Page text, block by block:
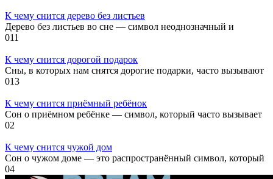
К чему снится дерево без листьев
Дерево без листьев во сне — символ неоднозначный и
011
К чему снится дорогой подарок
Сны, в которых нам снятся дорогие подарки, часто вызывают
013
К чему снится приёмный ребёнок
Сон о приёмном ребёнке — символ, который часто вызывает
02
К чему снится чужой дом
Сон о чужом доме — это распространённый символ, который
04